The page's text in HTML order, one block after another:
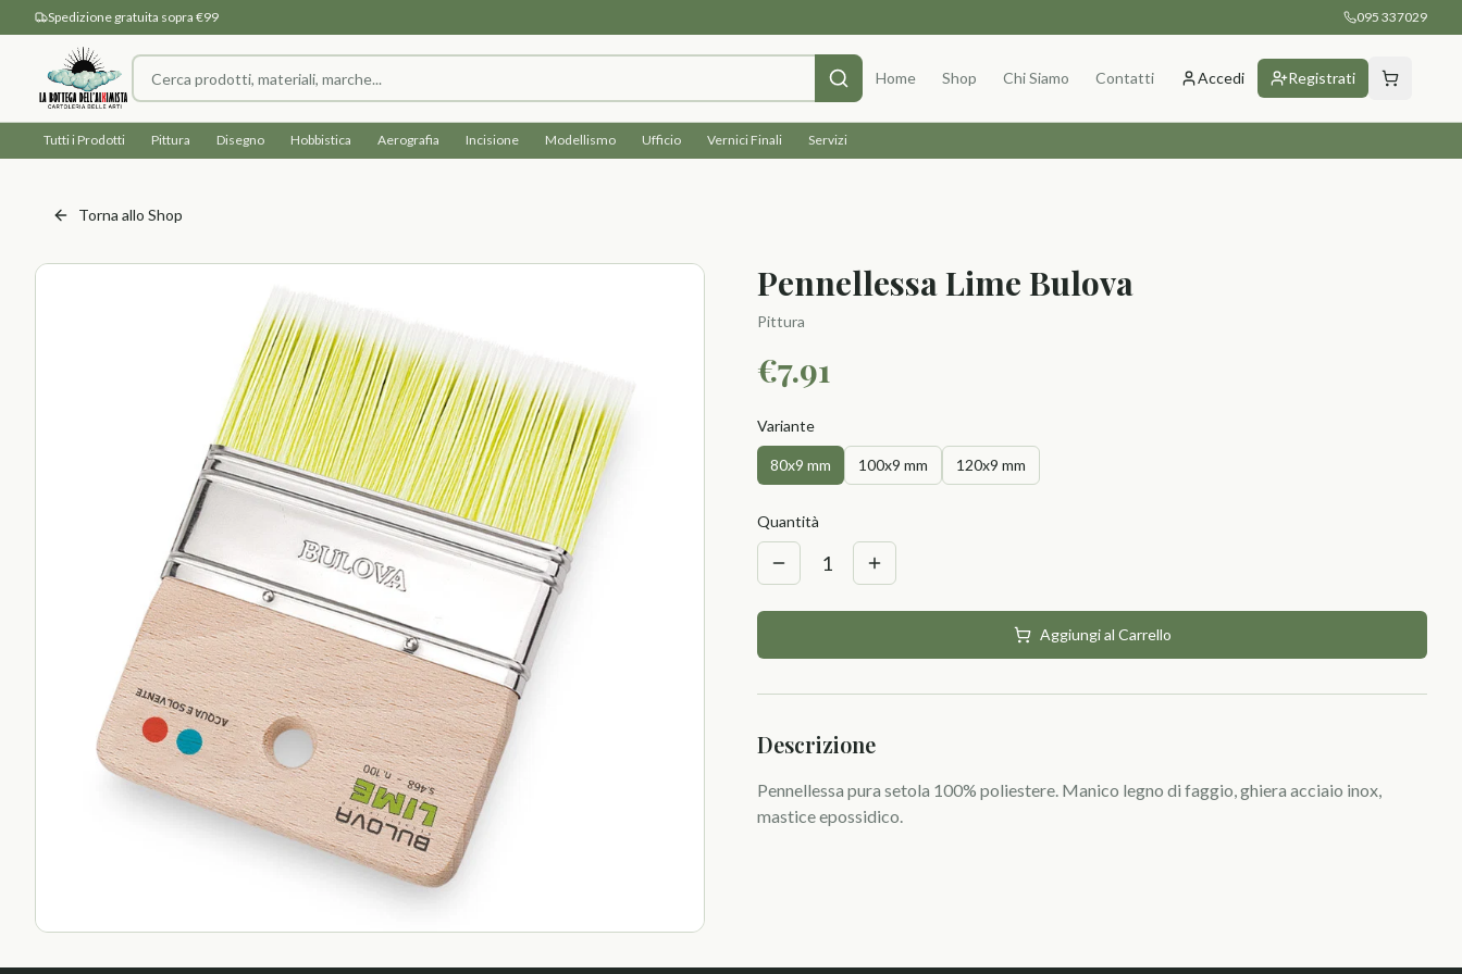
Spedizione gratuita sopra €99 095 337029
Home Shop Chi Siamo Contatti Accedi Registrati
Tutti i Prodotti Pittura Disegno Hobbistica Aerografia Incisione Modellismo Ufficio Vernici Finali Servizi
Torna allo Shop
Pennellessa Lime Bulova
Pittura
€7.91
Variante
80x9 mm 100x9 mm 120x9 mm
Quantità
1
Aggiungi al Carrello
Descrizione
Pennellessa pura setola 100% poliestere. Manico legno di faggio, ghiera acciaio inox,
mastice epossidico.